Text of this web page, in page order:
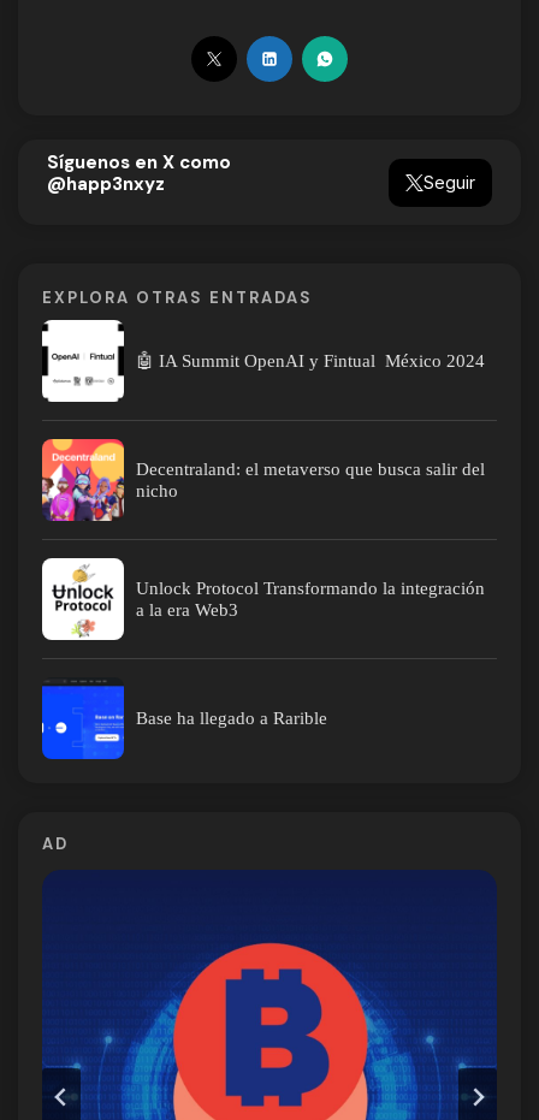
Síguenos en X como
@happ3nxyz
Seguir
EXPLORA OTRAS ENTRADAS
🤖 IA Summit OpenAI y Fintual México 2024
Decentraland: el metaverso que busca salir del
nicho
Unlock Protocol Transformando la integración
a la era Web3
Base ha llegado a Rarible
AD